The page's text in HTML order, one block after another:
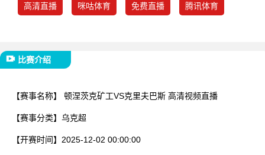
高清直播 咪咕体育 免费直播 腾讯体育
比赛介绍
【赛事名称】 顿涅茨克矿工VS克里夫巴斯 高清视频直播
【赛事分类】 乌克超
【开赛时间】 2025-12-02 00:00:00